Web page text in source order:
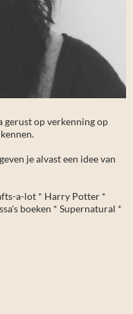
gerust op verkenning op
je alvast een idee van
a-lot * Harry Potter *
boeken * Supernatural *